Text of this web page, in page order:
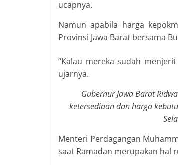
ucapnya.
Namun apabila harga
Provinsi Jawa Barat bersama
“Kalau mereka sudah
ujarnya.
Gubernur Jawa Barat
ketersediaan dan harga
Menteri Perdagangan
saat Ramadan merupakan hal